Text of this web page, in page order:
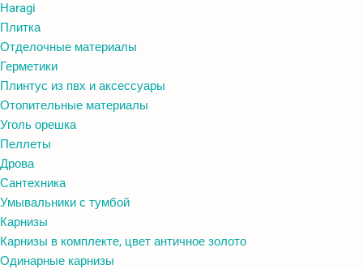
Haragi
Плитка
Отделочные материалы
Герметики
Плинтус из пвх и аксессуары
Отопительные материалы
Уголь орешка
Пеллеты
Дрова
Сантехника
Умывальники с тумбой
Карнизы
Карнизы в комплекте, цвет античное золото
Одинарные карнизы